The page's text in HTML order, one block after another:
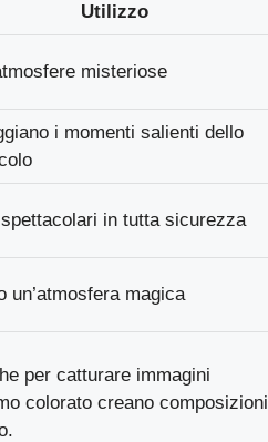
Utilizzo
misteriose
i momenti salienti dello
in tutta sicurezza
un’atmosfera magica
per catturare immagini
colorato creano composizioni